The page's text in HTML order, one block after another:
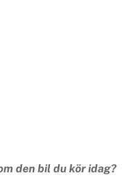
den bil du kör idag?